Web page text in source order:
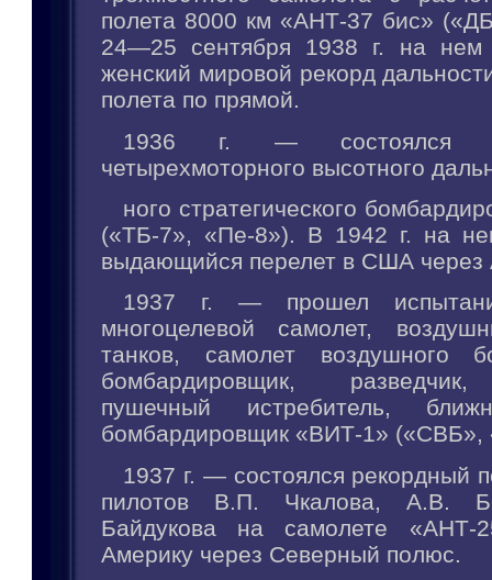
полета 8000 км «АНТ-37 бис»
24—25 сентября 1938 г. на нем
женский мировой рекорд
полета по прямой.
1936 г. — состоялся
четырехмоторного высотного
ного стратегического
(«ТБ-7», «Пе-8»). В 1942 г. на
выдающийся перелет в США через
1937 г. — прошел
многоцелевой самолет,
танков, самолет воздушного
бомбардировщик,
пушечный истребитель,
бомбардировщик «ВИТ-1»
1937 г. — состоялся рекордный
пилотов В.П. Чкалова, А.В.
Байдукова на самолете
Америку через Северный полюс.